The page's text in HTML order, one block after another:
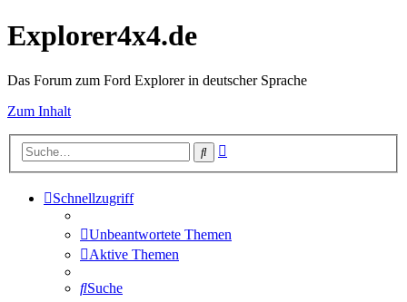
Explorer4x4.de
Das Forum zum Ford Explorer in deutscher Sprache
Zum Inhalt
Suche
Schnellzugriff
Unbeantwortete Themen
Aktive Themen
Suche